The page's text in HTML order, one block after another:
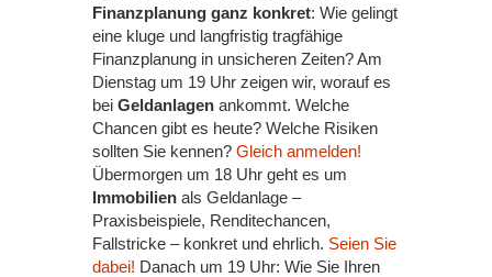
Finanzplanung ganz konkret: Wie gelingt
eine kluge und langfristig tragfähige
Finanzplanung in unsicheren Zeiten? Am
Dienstag um 19 Uhr zeigen wir, worauf es
bei Geldanlagen ankommt. Welche
Chancen gibt es heute? Welche Risiken
sollten Sie kennen? Gleich anmelden!
Übermorgen um 18 Uhr geht es um
Immobilien als Geldanlage –
Praxisbeispiele, Renditechancen,
Fallstricke – konkret und ehrlich. Seien Sie
dabei! Danach um 19 Uhr: Wie Sie Ihren